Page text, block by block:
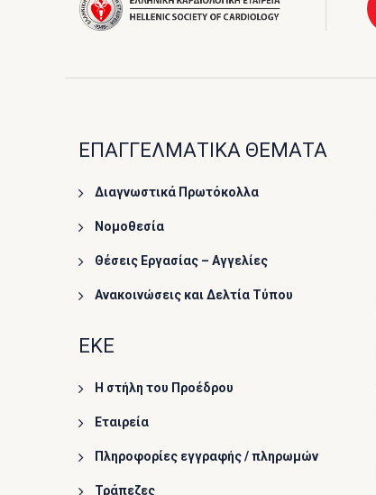
ΕΠΑΓΓΕΛΜΑΤΙΚΑ ΘΕΜΑΤΑ
Διαγνωστικά Πρωτόκολλα
Νομοθεσία
Θέσεις Εργασίας – Αγγελίες
Ανακοινώσεις και Δελτία Τύπου
ΕΚΕ
Η στήλη του Προέδρου
Εταιρεία
Πληροφορίες εγγραφής / πληρωμών
Τράπεζες